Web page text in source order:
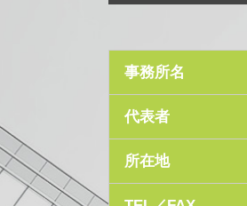
事務所名
代表者
所在地